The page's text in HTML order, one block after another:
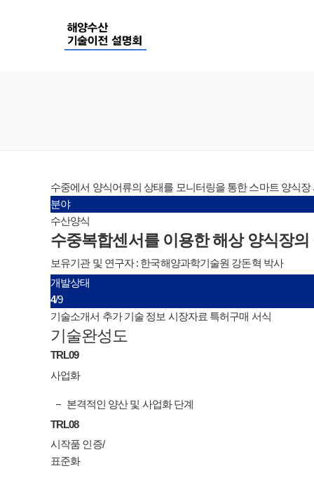
수중에서 양식어류의 상태를 모니터링을 통한 스마트 양식장
분야
수산양식
수중복합센서를 이용한 해상 양식장
보유기관 및 연구자 : 한국해양과학기술원 강돈혁 박사
개발상태
4/9
기술소개서 추가 기술 정보 시장자료 특허구매 서식
기술완성도
TRL09
사업화
본격적인 양산 및 사업화 단계
TRL08
시작품 인증/
표준화